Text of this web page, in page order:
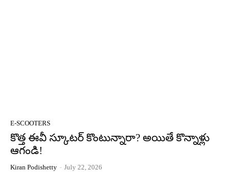
E-SCOOTERS
కొత్త ఈవీ స్కూట‌ర్ కొంటున్నారా? అయితే కొన్నాళ్లు
ఆగండి!
Kiran Podishetty - July 22, 2026